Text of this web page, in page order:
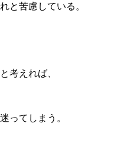
と苦慮している。
考えれば、
ってしまう。